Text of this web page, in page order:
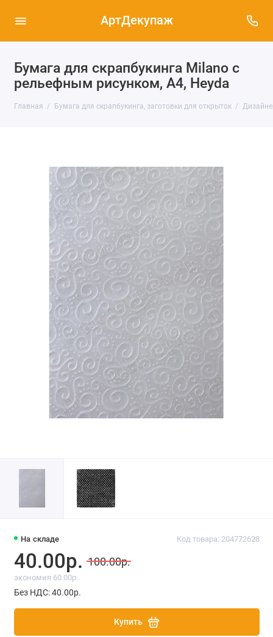
АртДекупаж
Бумага для скрапбукинга Milano с
рельефным рисунком, А4, Heyda
Главная Бумага для скрапбукинга, заготовки для открыток
На складе Код товара: 204772628
40.00р. 100.00р.
экономия 60.00р.
Без НДС: 40.00р.
Купить